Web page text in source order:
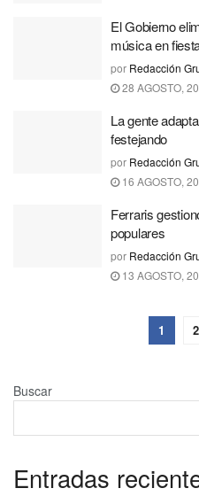
El Gobierno
música en
por Redacción
28 AGOSTO,
La gente
festejando
por Redacción
16 AGOSTO,
Ferraris
populares
por Redacción
13 AGOSTO,
1 2
Buscar
Entradas